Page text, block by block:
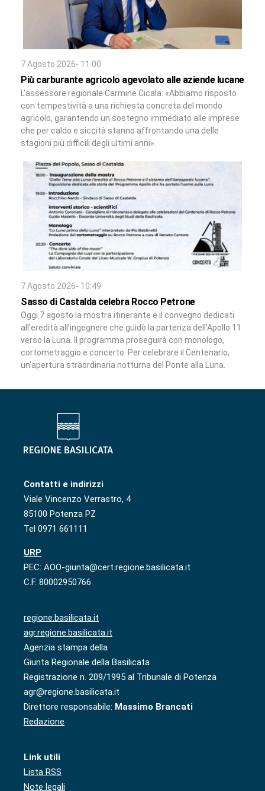
7 Agosto 2026- 11:00
Più carburante agricolo agevolato alle aziende lucane
L’assessore regionale Carmine Cicala: «Abbiamo risposto
con tempestività a una richiesta concreta del mondo
agricolo, garantendo un sostegno immediato alle imprese
che per caldo e siccità stanno affrontando una delle
stagioni più difficili degli ultimi anni».
7 Agosto 2026- 10:49
Sasso di Castalda celebra Rocco Petrone
Oggi 7 agosto la mostra itinerante e il convegno dedicati
all’eredità all’ingegnere che guidò la partenza dell’Apollo 11
verso la Luna. Il programma proseguirà con monologo,
cortometraggio e concerto. Per celebrare il Centenario,
un’apertura straordinaria notturna del Ponte alla Luna.
Contatti e indirizzi
Viale Vincenzo Verrastro, 4
85100 Potenza PZ
Tel 0971 661111
URP
PEC: AOO-giunta@cert.regione.basilicata.it
C.F. 80002950766
regione.basilicata.it
agr.regione.basilicata.it
Agenzia stampa della
Giunta Regionale della Basilicata
Registrazione n. 209/1995 al Tribunale di Potenza
agr@regione.basilicata.it
Direttore responsabile: Massimo Brancati
Redazione
Link utili
Lista RSS
Note legali